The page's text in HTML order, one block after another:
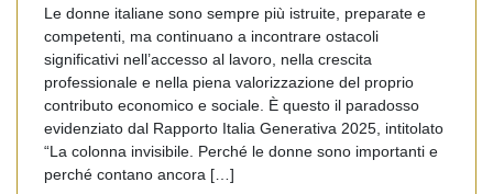
Le donne italiane sono sempre più istruite, preparate e
competenti, ma continuano a incontrare ostacoli
significativi nell’accesso al lavoro, nella crescita
professionale e nella piena valorizzazione del proprio
contributo economico e sociale. È questo il paradosso
evidenziato dal Rapporto Italia Generativa 2025, intitolato
“La colonna invisibile. Perché le donne sono importanti e
perché contano ancora […]